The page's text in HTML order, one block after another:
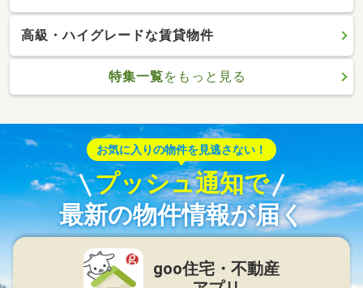
高級・ハイグレードな賃貸物件
特集一覧をもっと見る
お気に入りの物件を見逃さない！
プッシュ通知で
最新の物件情報が届く
goo住宅・不動産